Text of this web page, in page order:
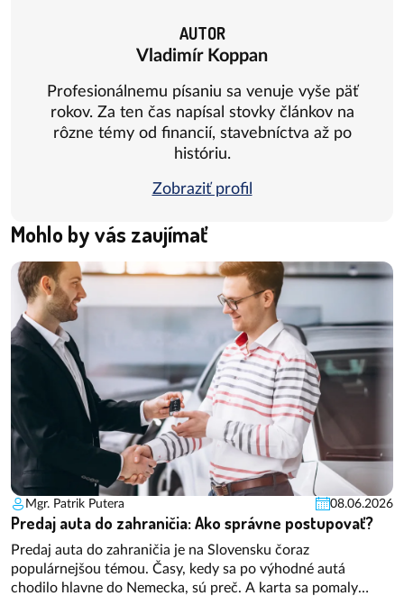
AUTOR
Vladimír Koppan
Profesionálnemu písaniu sa venuje vyše päť
rokov. Za ten čas napísal stovky článkov na
rôzne témy od financií, stavebníctva až po
históriu.
Zobraziť profil
Mohlo by vás zaujímať
Mgr. Patrik Putera 08.06.2026
Predaj auta do zahraničia: Ako správne postupovať?
Predaj auta do zahraničia je na Slovensku čoraz
populárnejšou témou. Časy, kedy sa po výhodné autá
chodilo hlavne do Nemecka, sú preč. A karta sa pomaly